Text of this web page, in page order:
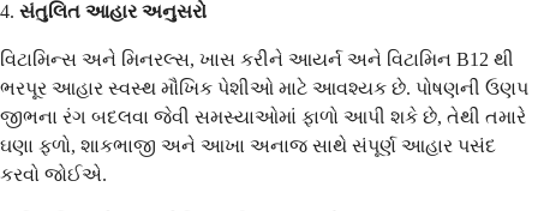
4. સંતુલિત આહાર અનુસરો
વિટામિન્સ અને મિનરલ્સ, ખાસ કરીને આયર્ન અને વિટામિન B12 થી
ભરપૂર આહાર સ્વસ્થ મૌખિક પેશીઓ માટે આવશ્યક છે. પોષણની ઉણપ
જીભના રંગ બદલવા જેવી સમસ્યાઓમાં ફાળો આપી શકે છે, તેથી તમારે
ઘણા ફળો, શાકભાજી અને આખા અનાજ સાથે સંપૂર્ણ આહાર પસંદ
કરવો જોઈએ.